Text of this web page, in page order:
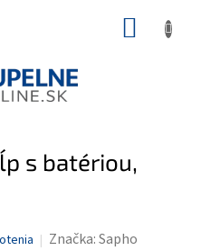
s batériou,
Značka:Sapho